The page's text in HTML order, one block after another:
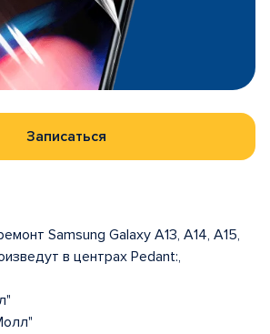
Записаться
Samsung Galaxy A13, A14, A15,
в центрах Pedant:,